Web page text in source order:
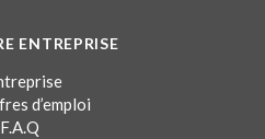
ENTREPRISE
d’emploi
F.A.Q